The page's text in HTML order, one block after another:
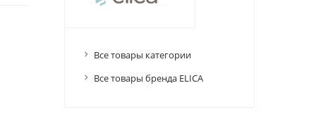
Все товары категории
Все товары бренда ELICA